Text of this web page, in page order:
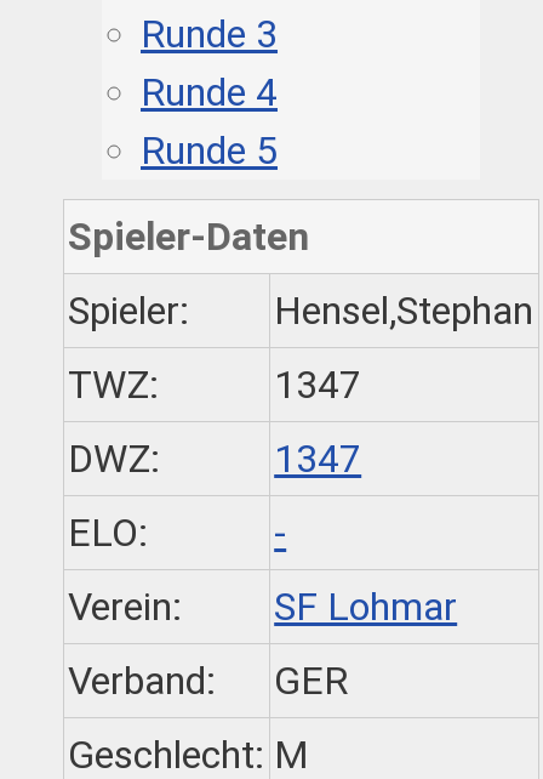
Runde 3
Runde 4
Runde 5
Spieler-Daten
Spieler:
Hensel,Stephan
TWZ:
1347
DWZ:
1347
ELO:
-
Verein:
SF Lohmar
Verband:
GER
Geschlecht: M